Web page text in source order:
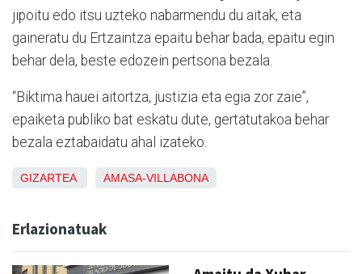
jipoitu edo itsu uzteko nabarmendu du aitak, eta
gaineratu du Ertzaintza epaitu behar bada, epaitu egin
behar dela, beste edozein pertsona bezala.
“Biktima hauei aitortza, justizia eta egia zor zaie”,
epaiketa publiko bat eskatu dute, gertatutakoa behar
bezala eztabaidatu ahal izateko.
GIZARTEA AMASA-VILLABONA
Erlazionatuak